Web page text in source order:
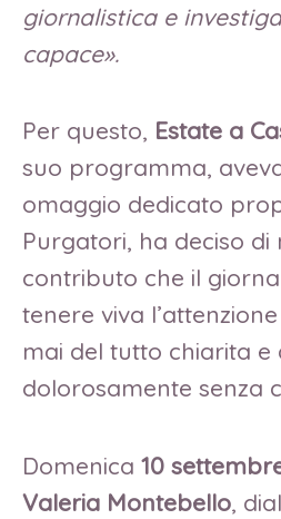
giornalistica e
capace».
Per questo, Estate a
suo programma,
omaggio dedicato
Purgatori, ha deciso di
contributo che il
tenere viva
mai del tutto chiarita e
dolorosamente senza
Domenica 10
Valeria Montebello,